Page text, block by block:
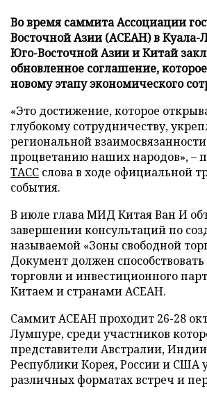
Во время саммита Ассоциации
Восточной Азии (АСЕАН) в Куала-
Юго-Восточной Азии и Китай
обновленное соглашение,
новому этапу экономического
«Это достижение, которое
глубокому сотрудничеству,
региональной
процветанию наших народов», –
ТАСС слова в ходе официальной
события.
В июле глава МИД Китая Ван И
завершении консультаций по
называемой «Зоны свободной
Документ должен
торговли и инвестиционного
Китаем и странами АСЕАН.
Саммит АСЕАН проходит 26-28
Лумпуре, среди участников
представители Австралии,
Республики Корея, России и США
различных форматах встреч и